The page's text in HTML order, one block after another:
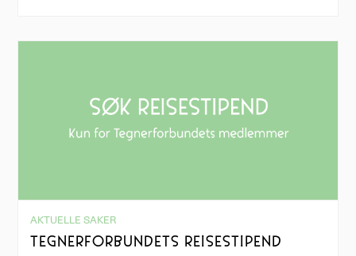
AKTUELLE SAKER
TEGNERFORBUNDETS REISESTIPEND